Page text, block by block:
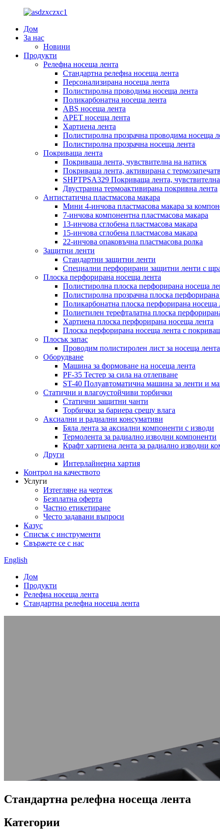
Дом
За нас
Новини
Продукти
Релефна носеща лента
Стандартна релефна носеща лента
Персонализирана носеща лента
Полистиролна проводима носеща лента
Поликарбонатна носеща лента
ABS носеща лента
APET носеща лента
Хартиена лента
Полистиролна прозрачна проводима носеща
Полистиролна прозрачна носеща лента
Покриваща лента
Покриваща лента, чувствителна на натиск
Покриваща лента, активирана с
SHPTPSA329 Покриваща лента,
Двустранна термоактивирана покривна лента
Антистатична пластмасова макара
Мини 4-инчова пластмасова макара за
7-инчова компонентна пластмасова макара
13-инчова сглобена пластмасова макара
15-инчова сглобена пластмасова макара
22-инчова опаковъчна пластмасова ролка
Защитни ленти
Стандартни защитни ленти
Специални перфорирани защитни ленти с
Плоска перфорирана носеща лента
Полистиролна плоска перфорирана носеща
Полистиролна прозрачна плоска
Поликарбонатна плоска перфорирана носеща
Полиетилен терефталатна плоска
Хартиена плоска перфорирана носеща лента
Плоска перфорирана носеща лента с
Плосък запас
Проводим полистиролен лист за носеща лента
Оборудване
Машина за формоване на носеща лента
PF-35 Тестер за сила на отлепване
ST-40 Полуавтоматична машина за ленти и
Статични и влагоустойчиви торбички
Статични защитни чанти
Торбички за бариера срещу влага
Аксиални и радиални консумативи
Бяла лента за аксиални компоненти с изводи
Термолента за радиално изводни компоненти
Крафт хартиена лента за радиално изводни
Други
Интерлайнерна хартия
Контрол на качеството
Услуги
Изтегляне на чертеж
Безплатна оферта
Частно етикетиране
Често задавани въпроси
Казус
Списък с инструменти
Свържете се с нас
English
Дом
Продукти
Релефна носеща лента
Стандартна релефна носеща лента
Стандартна релефна носеща лента
Категории